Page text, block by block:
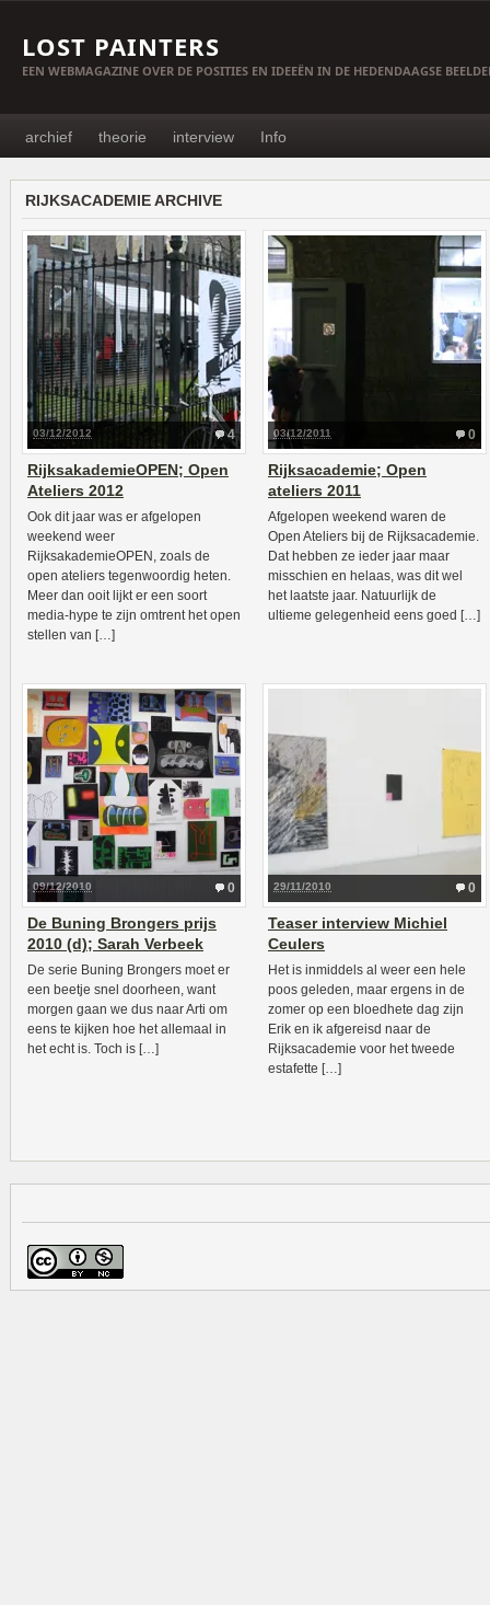
LOST PAINTERS
EEN WEBMAGAZINE OVER DE POSITIES EN IDEEËN IN DE HEDENDAAGSE
archief theorie interview Info
RIJKSACADEMIE ARCHIVE
4
03/12/2012
RijksakademieOPEN; Open
Ateliers 2012
Ook dit jaar was er afgelopen
weekend weer
RijksakademieOPEN, zoals de
open ateliers tegenwoordig heten.
Meer dan ooit lijkt er een soort
media-hype te zijn omtrent het open
stellen van […]
0
03/12/2011
Rijksacademie; Open
ateliers 2011
Afgelopen weekend waren de
Open Ateliers bij de Rijksacademie.
Dat hebben ze ieder jaar maar
misschien en helaas, was dit wel
het laatste jaar. Natuurlijk de
ultieme gelegenheid eens goed […]
0
09/12/2010
De Buning Brongers prijs
2010 (d); Sarah Verbeek
De serie Buning Brongers moet er
een beetje snel doorheen, want
morgen gaan we dus naar Arti om
eens te kijken hoe het allemaal in
het echt is. Toch is […]
0
29/11/2010
Teaser interview Michiel
Ceulers
Het is inmiddels al weer een hele
poos geleden, maar ergens in de
zomer op een bloedhete dag zijn
Erik en ik afgereisd naar de
Rijksacademie voor het tweede
estafette […]